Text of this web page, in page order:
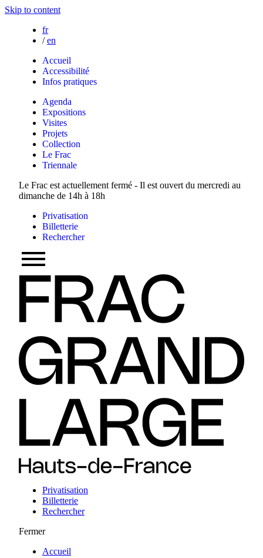
Skip to content
fr
/ en
Accueil
Accessibilité
Infos pratiques
Agenda
Expositions
Visites
Projets
Collection
Le Frac
Triennale
Le Frac est actuellement fermé - Il est ouvert du mercredi au
dimanche de 14h à 18h
Privatisation
Billetterie
Rechercher
Privatisation
Billetterie
Rechercher
Fermer
Accueil